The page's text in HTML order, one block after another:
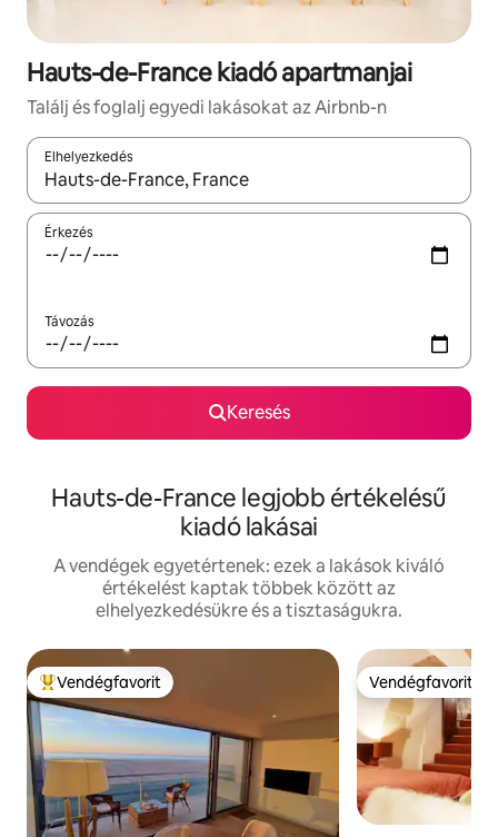
Hauts-de-France kiadó apartmanjai
Találj és foglalj egyedi lakásokat az Airbnb-n
Elhelyezkedés
Az eredmények között a felfelé és a lefelé nyíllal
Érkezés
Távozás
Keresés
Hauts-de-France legjobb értékelésű
kiadó lakásai
A vendégek egyetértenek: ezek a lakások kiváló
értékelést kaptak többek között az
elhelyezkedésükre és a tisztaságukra.
Kiemelt vendégfavorit
Vendégfavorit Vendégfavorit
Vendégfavorit